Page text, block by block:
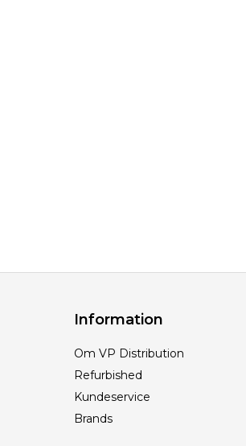
Information
Om VP Distribution
Refurbished
Kundeservice
Brands